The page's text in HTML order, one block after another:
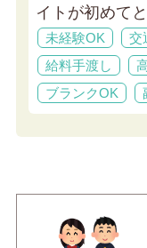
イトが初めて
未経験OK 交
給料手渡し
ブランクOK